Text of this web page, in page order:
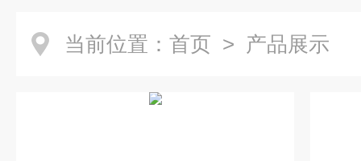
当前位置： 首页 > 产品展示